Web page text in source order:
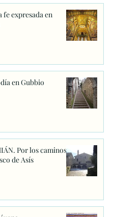
fe expresada en
en Gubbio
Por los caminos
de Asís